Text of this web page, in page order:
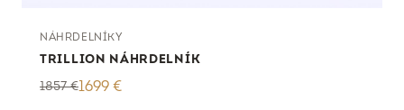
NÁHRDELNÍKY
TRILLION NÁHRDELNÍK
1857€1699 €